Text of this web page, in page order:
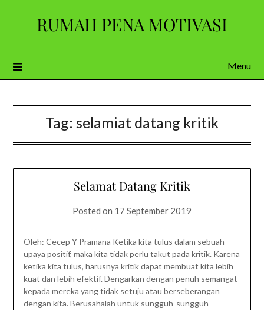
RUMAH PENA MOTIVASI
Menu
Tag: selamiat datang kritik
Selamat Datang Kritik
Posted on 17 September 2019
Oleh: Cecep Y Pramana Ketika kita tulus dalam sebuah
upaya positif, maka kita tidak perlu takut pada kritik. Karena
ketika kita tulus, harusnya kritik dapat membuat kita lebih
kuat dan lebih efektif. Dengarkan dengan penuh semangat
kepada mereka yang tidak setuju atau berseberangan
dengan kita. Berusahalah untuk sungguh-sungguh